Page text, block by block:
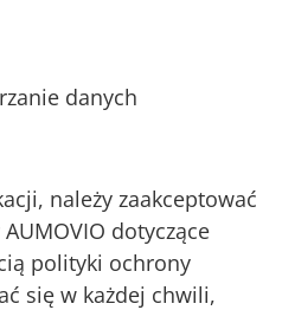
danych
należy zaakceptować
dotyczące
polityki ochrony
się w każdej chwili,